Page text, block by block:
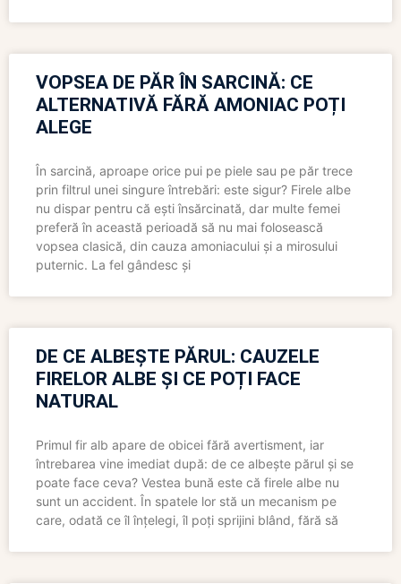
VOPSEA DE PĂR ÎN SARCINĂ: CE
ALTERNATIVĂ FĂRĂ AMONIAC POȚI
ALEGE
În sarcină, aproape orice pui pe piele sau pe păr trece
prin filtrul unei singure întrebări: este sigur? Firele albe
nu dispar pentru că ești însărcinată, dar multe femei
preferă în această perioadă să nu mai folosească
vopsea clasică, din cauza amoniacului și a mirosului
puternic. La fel gândesc și
DE CE ALBEȘTE PĂRUL: CAUZELE
FIRELOR ALBE ȘI CE POȚI FACE
NATURAL
Primul fir alb apare de obicei fără avertisment, iar
întrebarea vine imediat după: de ce albește părul și se
poate face ceva? Vestea bună este că firele albe nu
sunt un accident. În spatele lor stă un mecanism pe
care, odată ce îl înțelegi, îl poți sprijini blând, fără să